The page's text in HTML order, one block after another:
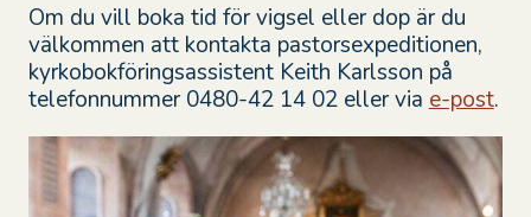
Om du vill boka tid för vigsel eller dop är du
välkommen att kontakta pastorsexpeditionen,
kyrkobokföringsassistent Keith Karlsson på
telefonnummer0480-42 14 02eller via e-post.